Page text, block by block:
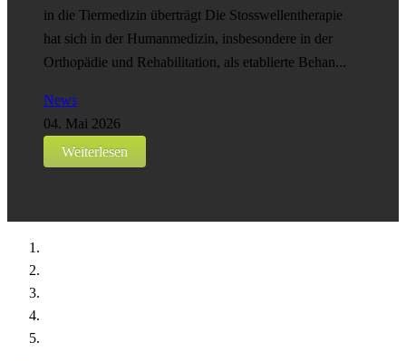
in die Tiermedizin überträgt Die Stosswellentherapie
hat sich in der Humanmedizin, insbesondere in der
Orthopädie und Rehabilitation, als etablierte Behan...
News
04. Mai 2026
Weiterlesen